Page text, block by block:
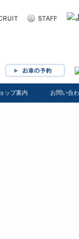
ップ案内 お問い合